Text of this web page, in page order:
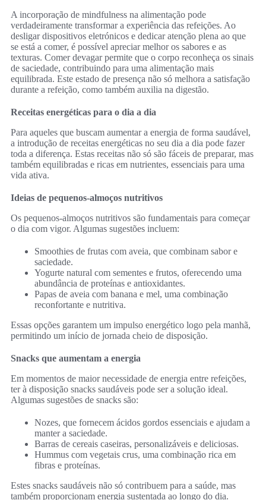
A incorporação de mindfulness na alimentação pode
verdadeiramente transformar a experiência das refeições. Ao
desligar dispositivos eletrónicos e dedicar atenção plena ao que
se está a comer, é possível apreciar melhor os sabores e as
texturas. Comer devagar permite que o corpo reconheça os sinais
de saciedade, contribuindo para uma alimentação mais
equilibrada. Este estado de presença não só melhora a satisfação
durante a refeição, como também auxilia na digestão.
Receitas energéticas para o dia a dia
Para aqueles que buscam aumentar a energia de forma saudável,
a introdução de receitas energéticas no seu dia a dia pode fazer
toda a diferença. Estas receitas não só são fáceis de preparar, mas
também equilibradas e ricas em nutrientes, essenciais para uma
vida ativa.
Ideias de pequenos-almoços nutritivos
Os pequenos-almoços nutritivos são fundamentais para começar
o dia com vigor. Algumas sugestões incluem:
Smoothies de frutas com aveia, que combinam sabor e
saciedade.
Yogurte natural com sementes e frutos, oferecendo uma
abundância de proteínas e antioxidantes.
Papas de aveia com banana e mel, uma combinação
reconfortante e nutritiva.
Essas opções garantem um impulso energético logo pela manhã,
permitindo um início de jornada cheio de disposição.
Snacks que aumentam a energia
Em momentos de maior necessidade de energia entre refeições,
ter à disposição snacks saudáveis pode ser a solução ideal.
Algumas sugestões de snacks são:
Nozes, que fornecem ácidos gordos essenciais e ajudam a
manter a saciedade.
Barras de cereais caseiras, personalizáveis e deliciosas.
Hummus com vegetais crus, uma combinação rica em
fibras e proteínas.
Estes snacks saudáveis não só contribuem para a saúde, mas
também proporcionam energia sustentada ao longo do dia.